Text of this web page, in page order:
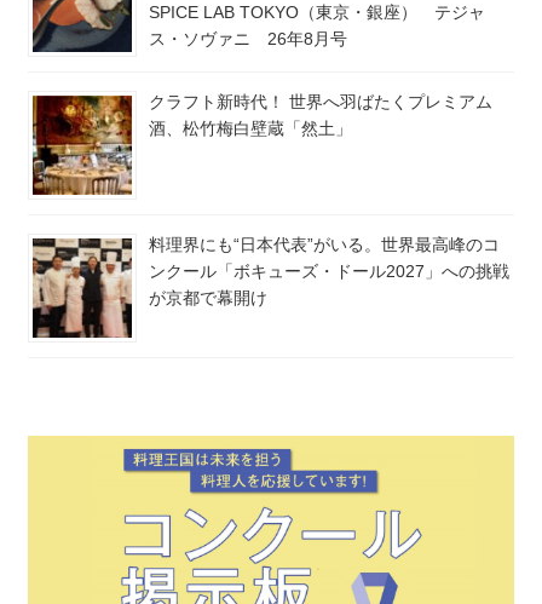
SPICE LAB TOKYO（東京・銀座） テジャ
ス・ソヴァニ 26年8月号
クラフト新時代！ 世界へ羽ばたくプレミアム
酒、松竹梅白壁蔵「然土」
料理界にも“日本代表”がいる。世界最高峰のコ
ンクール「ボキューズ・ドール2027」への挑戦
が京都で幕開け